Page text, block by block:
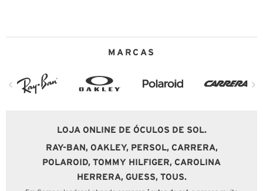
MARCAS
LOJA ONLINE DE ÓCULOS DE SOL.
RAY-BAN, OAKLEY, PERSOL, CARRERA,
POLAROID, TOMMY HILFIGER, CAROLINA
HERRERA, GUESS, TOUS.